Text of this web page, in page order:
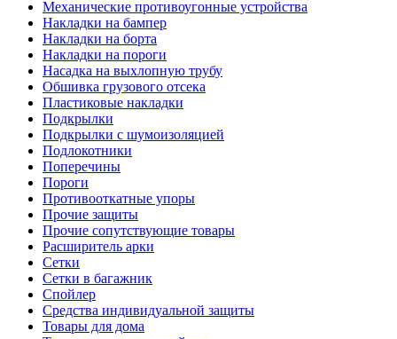
Механические противоугонные устройства
Накладки на бампер
Накладки на борта
Накладки на пороги
Насадка на выхлопную трубу
Обшивка грузового отсека
Пластиковые накладки
Подкрылки
Подкрылки с шумоизоляцией
Подлокотники
Поперечины
Пороги
Противооткатные упоры
Прочие защиты
Прочие сопутствующие товары
Расширитель арки
Сетки
Сетки в багажник
Спойлер
Средства индивидуальной защиты
Товары для дома